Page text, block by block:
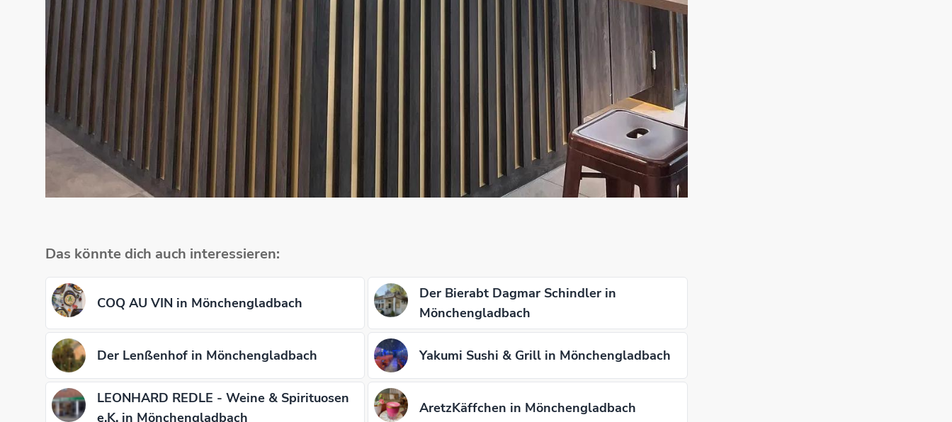
Das könnte dich auch interessieren:
COQ AU VIN in Mönchengladbach
Der Bierabt Dagmar Schindler in
Mönchengladbach
Der Lenßenhof in Mönchengladbach Yakumi Sushi & Grill in Mönchengladbach
LEONHARD REDLE - Weine & Spirituosen
e.K. in Mönchengladbach
AretzKäffchen in Mönchengladbach